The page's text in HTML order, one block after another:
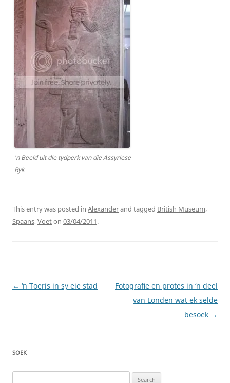
'n Beeld uit die tydperk van die Assyriese
Ryk
This entry was posted in Alexanderand tagged British Museum,
Spaans,Voeton 03/04/2011.
Post
← ‘n Toeris in sy eie stad
Fotografie en protes in ‘n deel
van Londen wat ek selde
besoek →
SOEK